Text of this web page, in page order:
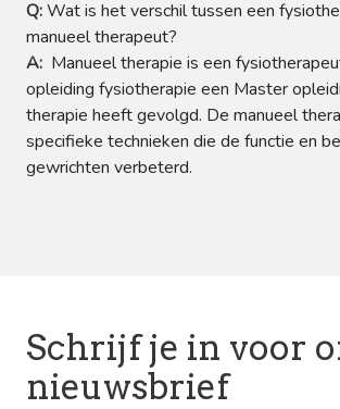
Q:Wat is het verschil tussen een
manueel therapeut?
A: Manueel therapie is een
opleiding fysiotherapie een Master
therapie heeft gevolgd. De manueel
specifieke technieken die de functie en
gewrichten verbeterd.
Schrijf je in voor
nieuwsbrief